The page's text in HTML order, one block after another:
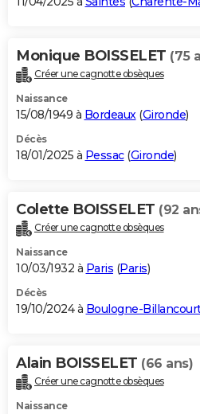
Monique BOISSELET (75
Créer une cagnotte obsèques
Naissance
15/08/1949 à Bordeaux(Gironde)
Décès
18/01/2025 à Pessac(Gironde)
Colette BOISSELET (92
Créer une cagnotte obsèques
Naissance
10/03/1932 à Paris (Paris)
Décès
19/10/2024 à Boulogne-
Alain BOISSELET (66 ans)
Créer une cagnotte obsèques
Naissance